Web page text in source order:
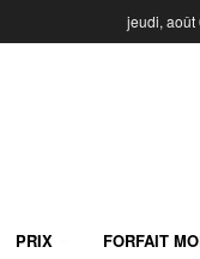
jeudi, août
PRIX FORFAIT